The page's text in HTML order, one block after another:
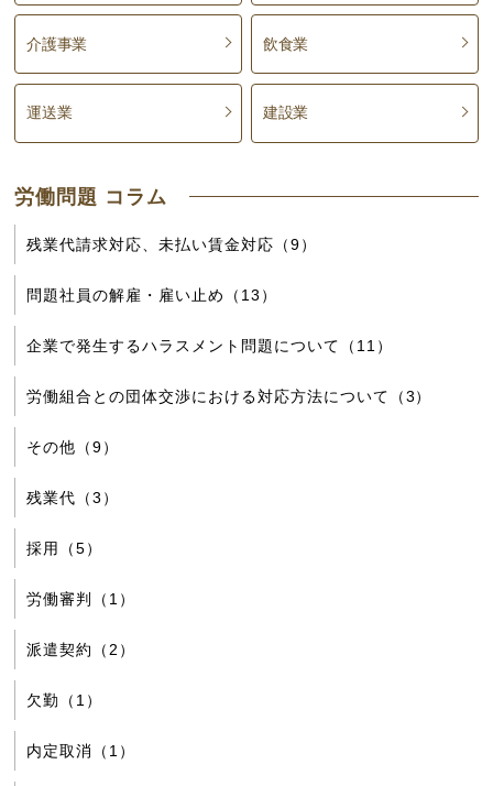
介護事業 飲食業
運送業 建設業
労働問題 コラム
残業代請求対応、未払い賃金対応（9）
問題社員の解雇・雇い止め（13）
企業で発生するハラスメント問題について（11）
労働組合との団体交渉における対応方法について（3）
その他（9）
残業代（3）
採用（5）
労働審判（1）
派遣契約（2）
欠勤（1）
内定取消（1）